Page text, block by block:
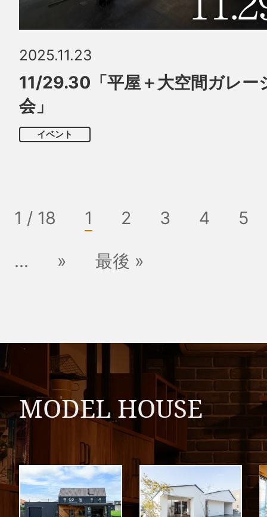
2025.11.23
11/29.30「平屋＋大空間ガレー
会」
イベント
1 / 18 1 2 3 4 5
... » 最後 »
MODEL HOUSE